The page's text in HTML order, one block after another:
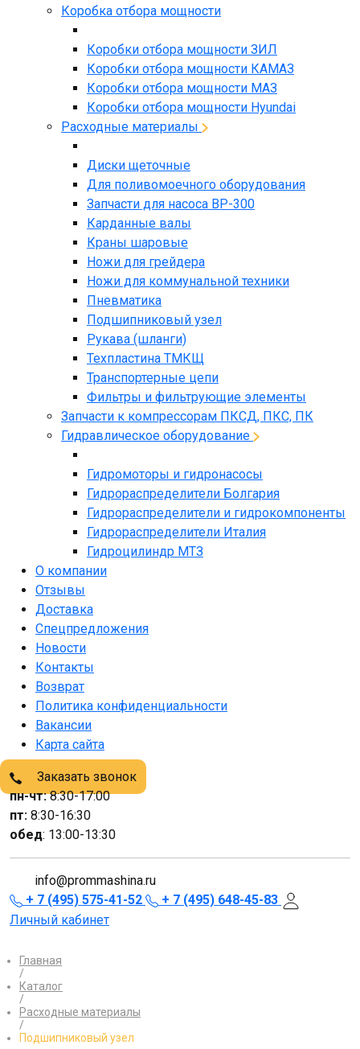
Коробка отбора мощности
Коробки отбора мощности ЗИЛ
Коробки отбора мощности КАМАЗ
Коробки отбора мощности МАЗ
Коробки отбора мощности Hyundai
Расходные материалы
Диски щеточные
Для поливомоечного оборудования
Запчасти для насоса BP-300
Карданные валы
Краны шаровые
Ножи для грейдера
Ножи для коммунальной техники
Пневматика
Подшипниковый узел
Рукава (шланги)
Техпластина ТМКЩ
Транспортерные цепи
Фильтры и фильтрующие элементы
Запчасти к компрессорам ПКСД, ПКС, ПК
Гидравлическое оборудование
Гидромоторы и гидронасосы
Гидрораспределители Болгария
Гидрораспределители и гидрокомпоненты
Гидрораспределители Италия
Гидроцилиндр МТЗ
О компании
Отзывы
Доставка
Спецпредложения
Новости
Контакты
Возврат
Политика конфиденциальности
Вакансии
Карта сайта
Заказать звонок
пн-чт:8:30-17:00
пт: 8:30-16:30
обед: 13:00-13:30
info@prommashina.ru
+ 7 (495) 575-41-52
+ 7 (495) 648-45-83
Личный кабинет
Главная
/
Каталог
/
Расходные материалы
/
Подшипниковый узел